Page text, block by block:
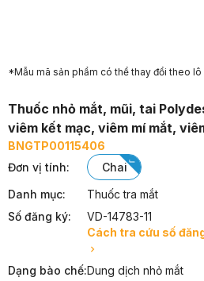
*Mẫu mã sản phẩm có thể thay đổi theo lô
Thuốc nhỏ mắt, mũi, tai
viêm kết mạc, viêm mí mắt,
BNGTP00115406
Đơn vị tính: chai
Danh mục:
Thuốc tra mắt
Số đăng ký:
VD-14783-11
Cách tra cứu số
Dạng bào chế:Dung dịch nhỏ mắt